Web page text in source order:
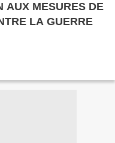
AUX MESURES DE
LA GUERRE